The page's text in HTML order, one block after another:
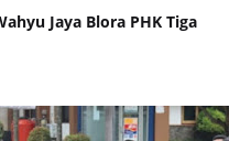
Jaya Blora PHK Tiga